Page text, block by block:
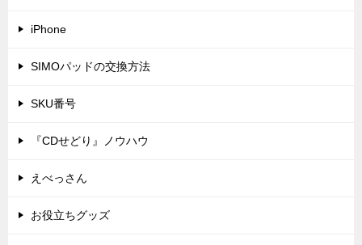
iPhone
SIMOパッドの交換方法
SKU番号
『CDせどり』ノウハウ
えべっさん
お役立ちグッズ